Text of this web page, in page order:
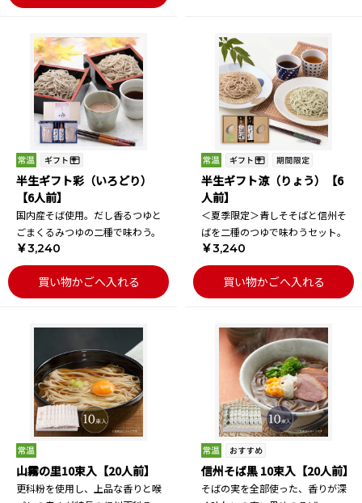
半生ギフト彩（いろどり）
【6人前】
国内産そば使用。だし香るつゆと
ごまくるみつゆの二種で味わう。
￥3,240
買い物かごへ入れる
半生ギフト涼（りょう）【6
人前】
＜夏季限定＞青しそそばと信州そ
ばを二種のつゆで味わうセット。
￥3,240
買い物かごへ入れる
山霧の里10束入【20人前】
更科粉を使用し、上品な香りと喉
信州そば黒 10束入【20人前】
そばの実を全部使った、香りが深